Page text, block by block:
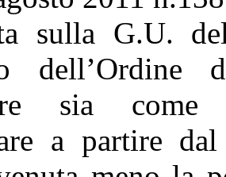
sulla G.U.
sia come
a partire